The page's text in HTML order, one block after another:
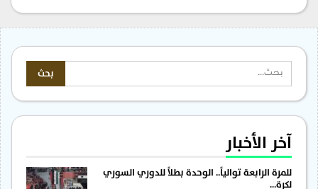
آخر الأخبار
للمرة الرابعة توالياً.. الوحدة بطلاً للدوري السوري
لكرة…